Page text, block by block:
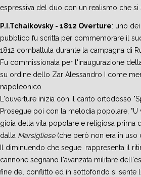
espressiva del duo con un realismo che si
P.I.Tchaikovsky - 1812 Overture: uno
pubblico fu scritta per commemorare il
1812 combattuta durante la campagna di
Fu commissionata per l'inaugurazione
su ordine dello Zar Alessandro I come
napoleonico.
L'ouverture inizia con il canto ortodosso
Prosegue poi con la melodia popolare, "U
gioia della vita popolare e religiosa prima
dalla Marsigliese(che però non era in uso
Il diminuendo che segue rappresenta il
cannone segnano l'avanzata militare
fine del conflitto ed in sottofondo si sente